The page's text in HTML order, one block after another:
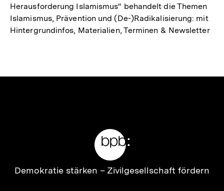
Herausforderung Islamismus“ behandelt die Themen
Islamismus, Prävention und (De-)Radikalisierung: mit
Hintergrundinfos, Materialien, Terminen & Newsletter
Zur
Demokratie stärken – Zivilgesellschaft fördern